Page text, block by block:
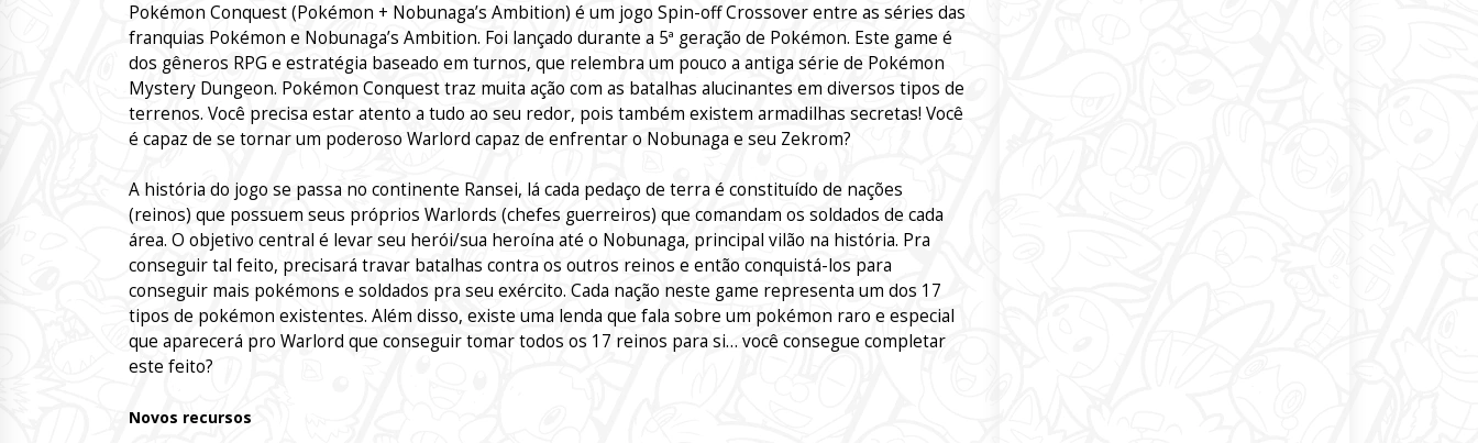
Pokémon Conquest (Pokémon + Nobunaga’s Ambition) é um jogo Spin-off Crossover entre as séries das
franquias Pokémon e Nobunaga’s Ambition. Foi lançado durante a 5ª geração de Pokémon. Este game é
dos gêneros RPG e estratégia baseado em turnos, que relembra um pouco a antiga série de Pokémon
Mystery Dungeon. Pokémon Conquest traz muita ação com as batalhas alucinantes em diversos tipos de
terrenos. Você precisa estar atento a tudo ao seu redor, pois também existem armadilhas secretas! Você
é capaz de se tornar um poderoso Warlord capaz de enfrentar o Nobunaga e seu Zekrom?
A história do jogo se passa no continente Ransei, lá cada pedaço de terra é constituído de nações
(reinos) que possuem seus próprios Warlords (chefes guerreiros) que comandam os soldados de cada
área. O objetivo central é levar seu herói/sua heroína até o Nobunaga, principal vilão na história. Pra
conseguir tal feito, precisará travar batalhas contra os outros reinos e então conquistá-los para
conseguir mais pokémons e soldados pra seu exército. Cada nação neste game representa um dos 17
tipos de pokémon existentes. Além disso, existe uma lenda que fala sobre um pokémon raro e especial
que aparecerá pro Warlord que conseguir tomar todos os 17 reinos para si… você consegue completar
este feito?
Novos recursos